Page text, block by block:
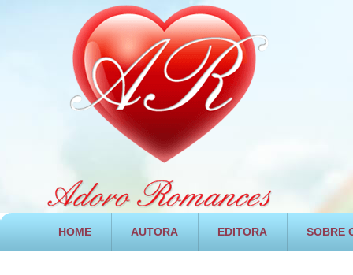
HOME AUTORA EDITORA SOBRE